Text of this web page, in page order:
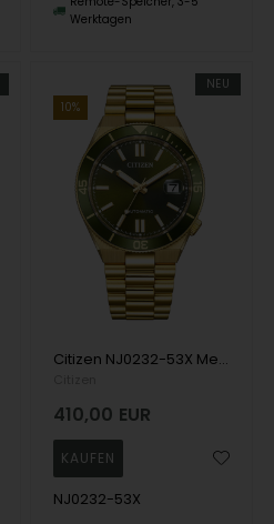
Werktagen
NEU
10%
Citizen NJ0232-53X Mens Watch Automatic 40mm 10ATM Wristwatch
410,00 EUR
NJ0232-53X